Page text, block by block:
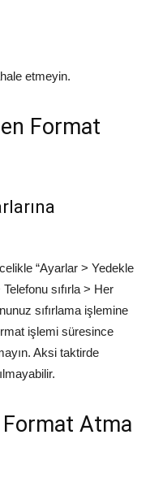
etmeyin.
Format
“Ayarlar > Yedekle
sıfırla > Her
sıfırlama işlemine
işlemi süresince
Aksi taktirde
Atma